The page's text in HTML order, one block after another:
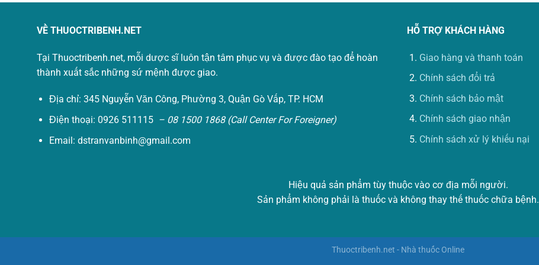
VỀ THUOCTRIBENH.NET
Tại Thuoctribenh.net, mỗi dược sĩ luôn tận tâm phục vụ và được đào tạo để hoàn
thành xuất sắc những sứ mệnh được giao.
Địa chỉ: 345 Nguyễn Văn Công, Phường 3, Quận Gò Vấp, TP. HCM
Điện thoại: 0926 511115 – 08 1500 1868 (Call Center For Foreigner)
Email: dstranvanbinh@gmail.com
HỖ TRỢ KHÁCH HÀNG
Giao hàng và thanh toán
Chính sách đổi trả
Chính sách bảo mật
Chính sách giao nhận
Chính sách xử lý khiếu nại
Hiệu quả sản phẩm tùy thuộc vào cơ địa mỗi người.
Sản phẩm không phải là thuốc và không thay thế thuốc chữa bệnh.
Thuoctribenh.net - Nhà thuốc Online